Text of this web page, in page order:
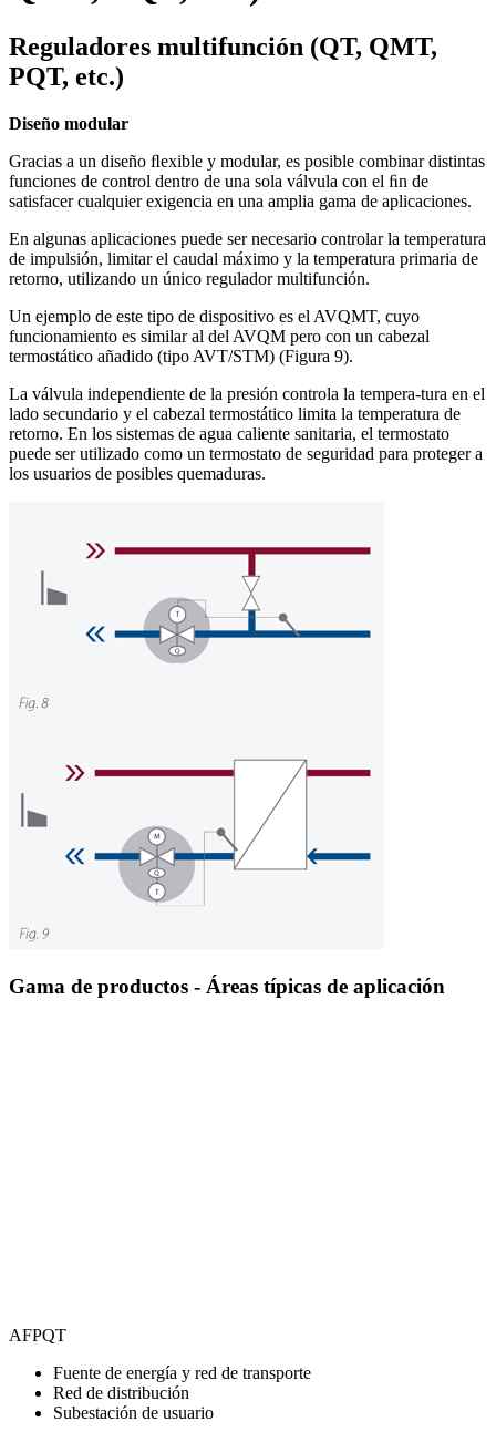
Reguladores multifunción (QT, QMT,
PQT, etc.)
Diseño modular
Gracias a un diseño ﬂexible y modular, es posible combinar distintas
funciones de control dentro de una sola válvula con el ﬁn de
satisfacer cualquier exigencia en una amplia gama de aplicaciones.
En algunas aplicaciones puede ser necesario controlar la temperatura
de impulsión, limitar el caudal máximo y la temperatura primaria de
retorno, utilizando un único regulador multifunción.
Un ejemplo de este tipo de dispositivo es el AVQMT, cuyo
funcionamiento es similar al del AVQM pero con un cabezal
termostático añadido (tipo AVT/STM) (Figura 9).
La válvula independiente de la presión controla la tempera-tura en el
lado secundario y el cabezal termostático limita la temperatura de
retorno. En los sistemas de agua caliente sanitaria, el termostato
puede ser utilizado como un termostato de seguridad para proteger a
los usuarios de posibles quemaduras.
Gama de productos - Áreas típicas de aplicación
AFPQT
Fuente de energía y red de transporte
Red de distribución
Subestación de usuario